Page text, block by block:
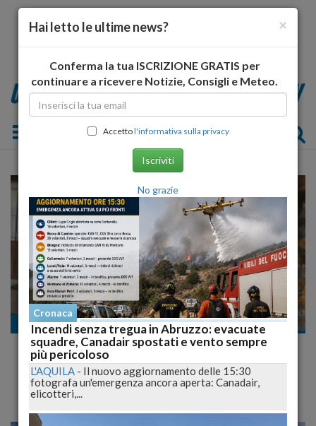
Toggle navigation
Cronaca
Individuato e Denunciato l'Autore del Video
dell'Orsa con il Cucciolo Inseguita in Auto
×
Hai letto le ultime news?
Conferma la tua ISCRIZIONE GRATIS per
continuare a ricevere Notizie, Consigli e Meteo.
Accettol'informativa sulla privacy
Iscriviti
No grazie
Cronaca
Incendi senza tregua in Abruzzo: evacuate
squadre, Canadair spostati e vento sempre
più pericoloso
L'AQUILA - Il nuovo aggiornamento delle 15:30
fotografa un'emergenza ancora aperta: Canadair,
elicotteri,...